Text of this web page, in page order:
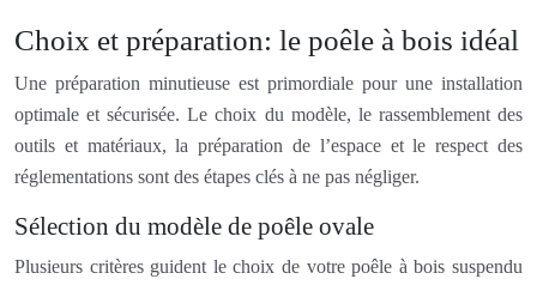
Choix et préparation: le poêle à bois idéal
Une préparation minutieuse est primordiale pour une installation
optimale et sécurisée. Le choix du modèle, le rassemblement des
outils et matériaux, la préparation de l’espace et le respect des
réglementations sont des étapes clés à ne pas négliger.
Sélection du modèle de poêle ovale
Plusieurs critères guident le choix de votre poêle à bois suspendu